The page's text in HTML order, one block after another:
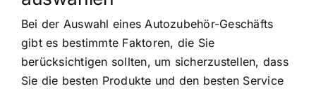
Bei der Auswahl eines Autozubehör-Geschäfts
gibt es bestimmte Faktoren, die Sie
berücksichtigen sollten, um sicherzustellen, dass
Sie die besten Produkte und den besten Service